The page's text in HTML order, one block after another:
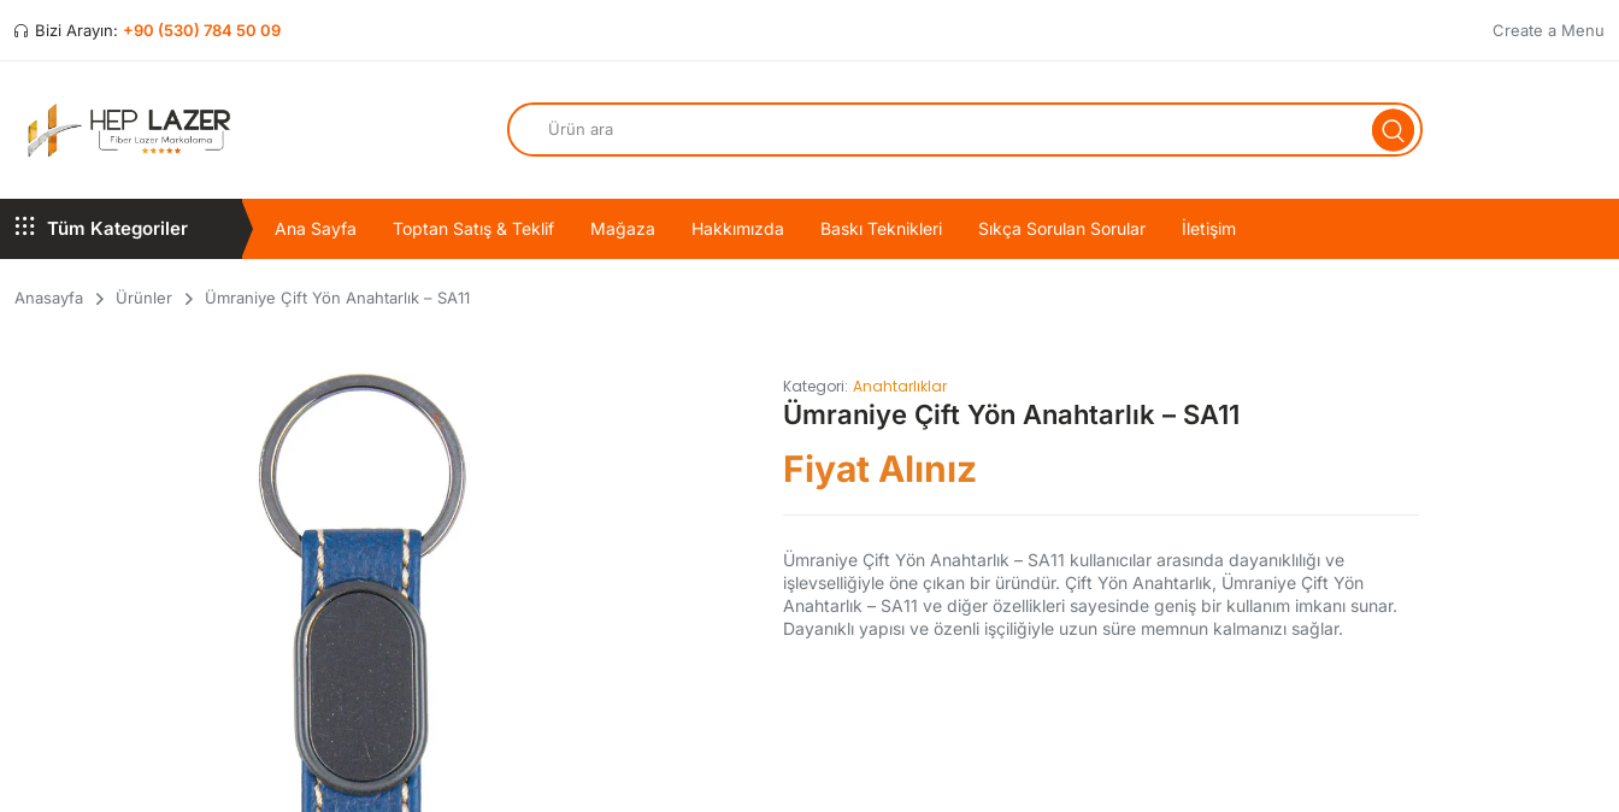
Bizi Arayın: +90 (530) 784 50 09 Create a Menu
Tüm Kategoriler Ana Sayfa Toptan Satış & Teklif Mağaza Hakkımızda Baskı Teknikleri Sıkça Sorulan Sorular İletişim
Anasayfa Ürünler Ümraniye Çift Yön Anahtarlık – SA11
Kategori: Anahtarlıklar
Ümraniye Çift Yön Anahtarlık – SA11
Fiyat Alınız
Ümraniye Çift Yön Anahtarlık – SA11 kullanıcılar arasında dayanıklılığı ve
işlevselliğiyle öne çıkan bir üründür. Çift Yön Anahtarlık, Ümraniye Çift Yön
Anahtarlık – SA11 ve diğer özellikleri sayesinde geniş bir kullanım imkanı sunar.
Dayanıklı yapısı ve özenli işçiliğiyle uzun süre memnun kalmanızı sağlar.